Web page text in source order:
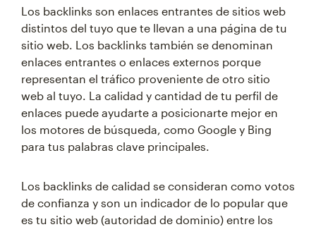
Los backlinks son enlaces entrantes de sitios web
distintos del tuyo que te llevan a una página de tu
sitio web. Los backlinks también se denominan
enlaces entrantes o enlaces externos porque
representan el tráfico proveniente de otro sitio
web al tuyo. La calidad y cantidad de tu perfil de
enlaces puede ayudarte a posicionarte mejor en
los motores de búsqueda, como Google y Bing
para tus palabras clave principales.
Los backlinks de calidad se consideran como votos
de confianza y son un indicador de lo popular que
es tu sitio web (autoridad de dominio) entre los